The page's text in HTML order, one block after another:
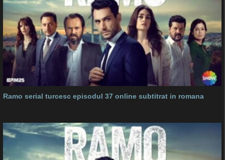
Ramo serial turcesc episodul 37 online subtitrat in romana